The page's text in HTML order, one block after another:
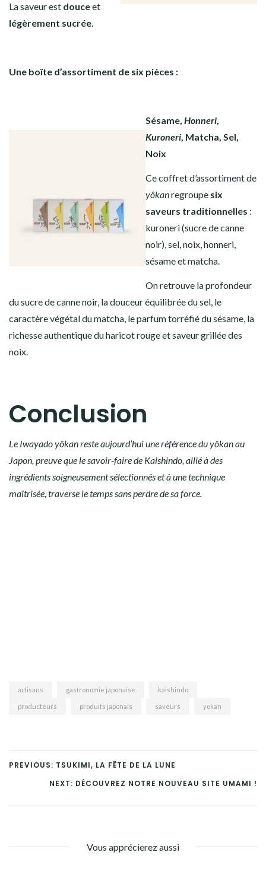
La saveur est douceet
légèrement sucrée.
Une boîte d’assortiment de six pièces :
Sésame, Honneri,
Kuroneri, Matcha, Sel,
Noix
Ce coffret d’assortiment de
yôkanregroupe six
saveurs traditionnelles :
kuroneri (sucre de canne
noir), sel, noix, honneri,
sésame et matcha.
On retrouve la profondeur
du sucre de canne noir, la douceur équilibrée du sel, le
caractère végétal du matcha, le parfum torréfié du sésame, la
richesse authentique du haricot rouge et saveur grillée des
noix.
Conclusion
Le Iwayado yôkan reste aujourd’hui une référence du yôkan au
Japon, preuve que le savoir-faire de Kaishindo, allié à des
ingrédients soigneusement sélectionnés et à une technique
maîtrisée, traverse le temps sans perdre de sa force.
artisans gastronomie japonaise kaishindo
producteurs produits japonais saveurs yokan
PREVIOUS: TSUKIMI, LA FÊTE DE LA LUNE
NEXT: DÉCOUVREZ NOTRE NOUVEAU SITE UMAMI !
Vous apprécierez aussi